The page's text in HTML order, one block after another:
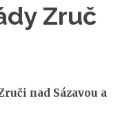
Zruč
nad Sázavou a